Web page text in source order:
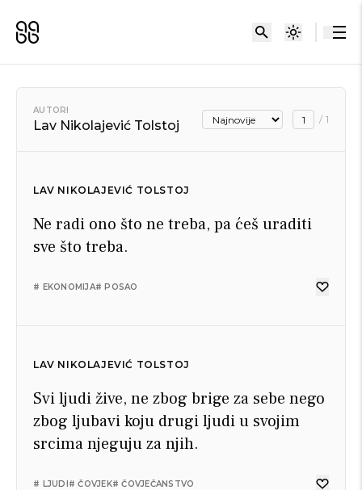
AUTORI
Lav Nikolajević Tolstoj / 1
LAV NIKOLAJEVIĆ TOLSTOJ
Ne radi ono što ne treba, pa ćeš uraditi
sve što treba.
# EKONOMIJA# POSAO
LAV NIKOLAJEVIĆ TOLSTOJ
Svi ljudi žive, ne zbog brige za sebe nego
zbog ljubavi koju drugi ljudi u svojim
srcima njeguju za njih.
# LJUDI# ČOVJEK# ČOVJEČANSTVO